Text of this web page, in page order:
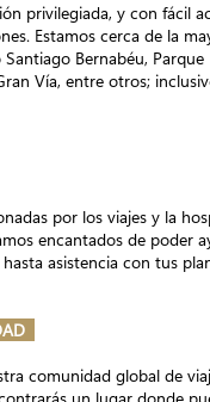
privilegiada, y con fácil
Estamos cerca de la
Bernabéu,
Vía, entre otros;
por los viajes y la
encantados de poder
asistencia con tus
comunidad global de